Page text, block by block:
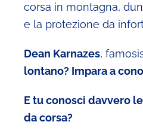
corsa in montagna,
e la protezione da
Dean Karnazes,
lontano? Impara a
E tu conosci davvero
da corsa?